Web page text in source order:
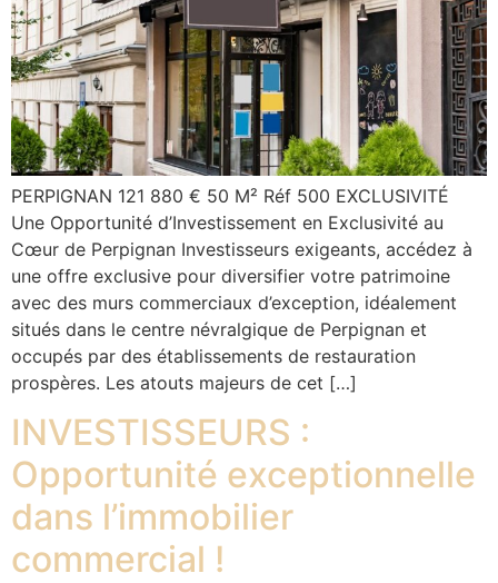
PERPIGNAN 121 880 € 50 M² Réf 500 EXCLUSIVITÉ
Une Opportunité d’Investissement en Exclusivité au
Cœur de Perpignan Investisseurs exigeants, accédez à
une offre exclusive pour diversifier votre patrimoine
avec des murs commerciaux d’exception, idéalement
situés dans le centre névralgique de Perpignan et
occupés par des établissements de restauration
prospères. Les atouts majeurs de cet […]
INVESTISSEURS :
Opportunité exceptionnelle
dans l’immobilier
commercial !